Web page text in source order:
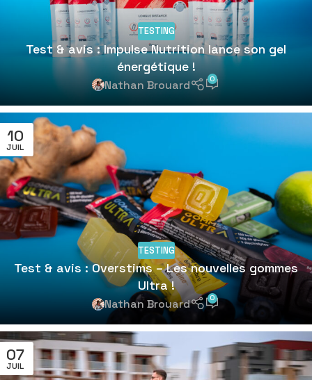
TESTING
Test & avis : Impulse Nutrition lance son gel
énergétique !
Nathan Brouard 0
10
JUIL
TESTING
Test & avis : Overstims – Les nouvelles gommes
Ultra !
Nathan Brouard 0
07
JUIL